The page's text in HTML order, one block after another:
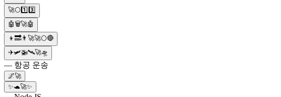
🚀🌕1️⃣3️⃣
🤖🗑️🚀🤖
👦🔜👨‍🚀🚀🌕🔴
✈️🛩️🚁🛰️🚀🛸
— 항공 운송
🌌🚀
✨🐢🚀✨